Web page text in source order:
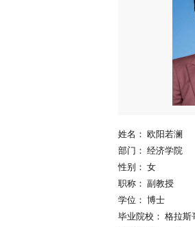
姓名： 欧阳若澜
部门： 经济学院
性别： 女
职称： 副教授
学位： 博士
毕业院校： 格拉斯